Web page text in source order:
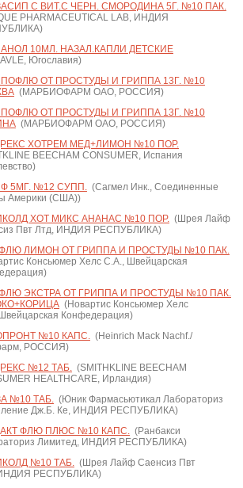
С ВИТ.С ЧЕРН. СМОРОДИНА 5Г. №10 ПАК.
PHARMACEUTICAL LAB, ИНДИЯ
10МЛ. НАЗАЛ.КАПЛИ ДЕТСКИЕ
Югославия)
ОТ ПРОСТУДЫ И ГРИППА 13Г. №10
(МАРБИОФАРМ ОАО, РОССИЯ)
ОТ ПРОСТУДЫ И ГРИППА 13Г. №10
(МАРБИОФАРМ ОАО, РОССИЯ)
ХОТРЕМ МЕД+ЛИМОН №10 ПОР.
BEECHAM CONSUMER, Испания
5МГ. №12 СУПП.(Сагмел Инк., Соединенные
Америки (США))
ХОТ МИКС АНАНАС №10 ПОР.(Шрея Лайф
Пвт Лтд, ИНДИЯ РЕСПУБЛИКА)
ЛИМОН ОТ ГРИППА И ПРОСТУДЫ №10 ПАК.
Консьюмер Хелс С.А., Швейцарская
ЭКСТРА ОТ ГРИППА И ПРОСТУДЫ №10 ПАК.
(Новартис Консьюмер Хелс
Конфедерация)
№10 КАПС.(Heinrich Mack Nachf./
РОССИЯ)
№12 ТАБ.(SMITHKLINE BEECHAM
HEALTHCARE, Ирландия)
№10 ТАБ.(Юник Фармасьютикал Лабораториз
Дж.Б. Ке, ИНДИЯ РЕСПУБЛИКА)
ФЛЮ ПЛЮС №10 КАПС.(Ранбакси
Лимитед, ИНДИЯ РЕСПУБЛИКА)
№10 ТАБ.(Шрея Лайф Саенсиз Пвт
РЕСПУБЛИКА)